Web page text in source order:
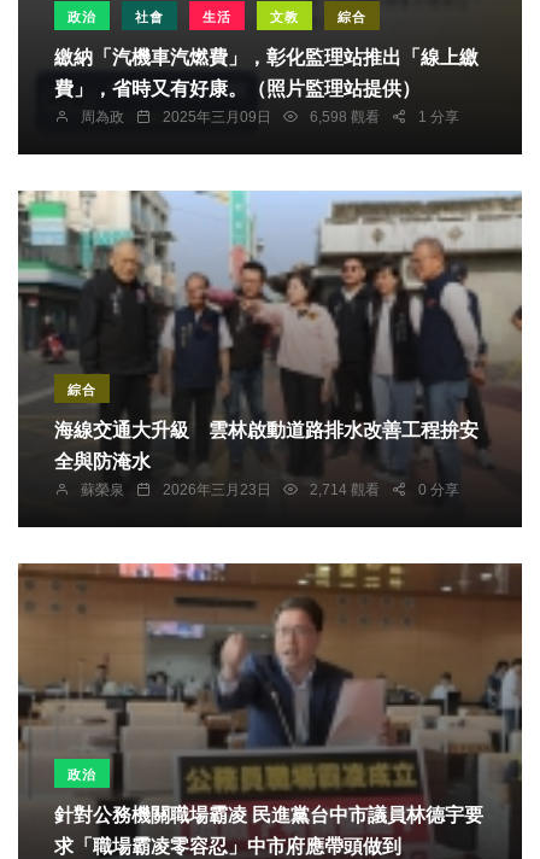
政治 社會 生活 文教 綜合
繳納「汽機車汽燃費」，彰化監理站推出「線上繳
費」，省時又有好康。（照片監理站提供）
周為政 2025年三月09日 6,598 觀看 1 分享
綜合
海線交通大升級 雲林啟動道路排水改善工程拚安
全與防淹水
蘇榮泉 2026年三月23日 2,714 觀看 0 分享
政治
針對公務機關職場霸凌 民進黨台中市議員林德宇要
求「職場霸凌零容忍」中市府應帶頭做到